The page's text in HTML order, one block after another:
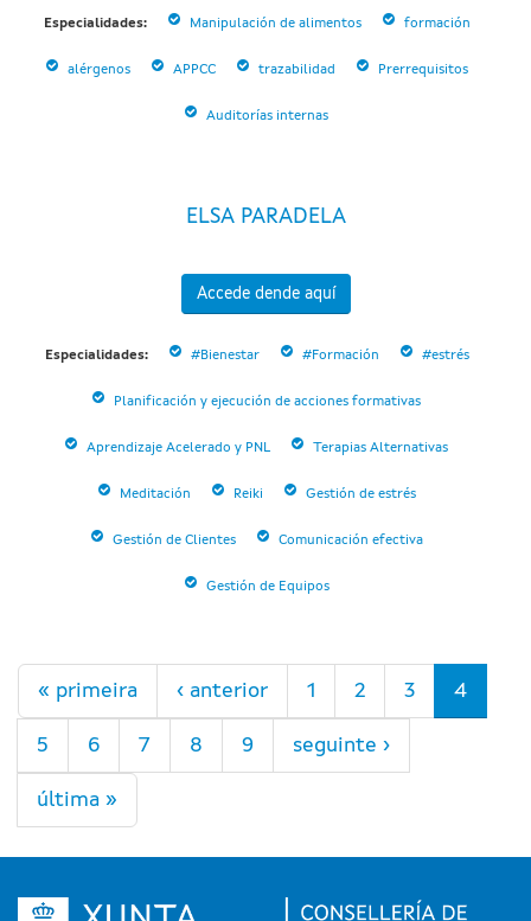
Especialidades: Manipulación de alimentos formación
alérgenos APPCC trazabilidad Prerrequisitos
Auditorías internas
ELSA PARADELA
Accede dende aquí
Especialidades: #Bienestar #Formación #estrés
Planificación y ejecución de acciones formativas
Aprendizaje Acelerado y PNL Terapias Alternativas
Meditación Reiki Gestión de estrés
Gestión de Clientes Comunicación efectiva
Gestión de Equipos
Páxinas
« primeira ‹ anterior 1 2 3 4
5 6 7 8 9 seguinte ›
última »